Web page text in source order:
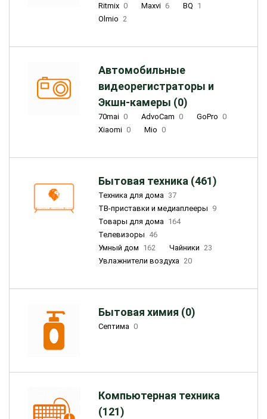
Ritmix 0 Maxvi 6 BQ 1
Olmio 2
Автомобильные
видеорегистраторы и
Экшн-камеры (0)
70mai 0 AdvoCam 0 GoPro 0
Xiaomi 0 Mio 0
Бытовая техника (461)
Техника для дома 37
ТВ-приставки и медиаплееры 9
Товары для дома 164
Телевизоры 46
Умный дом 162 Чайники 23
Увлажнители воздуха 20
Бытовая химия (0)
Септима 0
Компьютерная техника
(121)